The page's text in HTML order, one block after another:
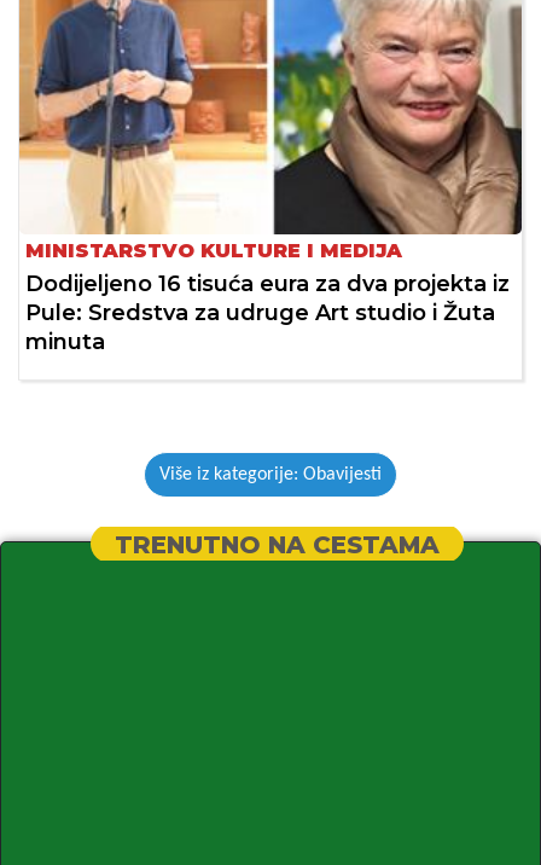
MINISTARSTVO KULTURE I MEDIJA
Dodijeljeno 16 tisuća eura za dva projekta iz
Pule: Sredstva za udruge Art studio i Žuta
minuta
Više iz kategorije: Obavijesti
TRENUTNO NA CESTAMA